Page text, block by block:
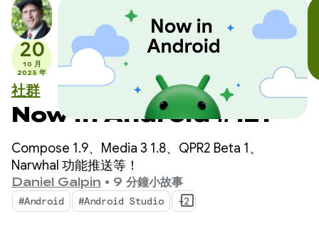
20
10 月
2025 年
社群
Now in Android #121
Compose 1.9、Media 3 1.8、QPR2 Beta 1、
Narwhal 功能推送等！
Daniel Galpin • 9 分鐘小故事
#Android #Android Studio +2